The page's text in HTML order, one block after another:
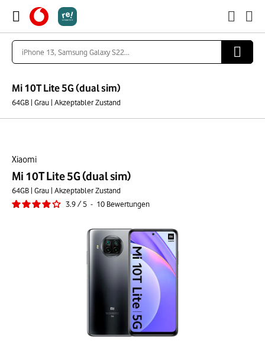
Mi 10T Lite 5G (dual sim)
64GB | Grau | Akzeptabler Zustand
Xiaomi
Mi 10T Lite 5G (dual sim)
64GB | Grau | Akzeptabler Zustand
3.9/5 - 10 Bewertungen